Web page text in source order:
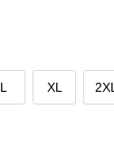
L XL 2XL